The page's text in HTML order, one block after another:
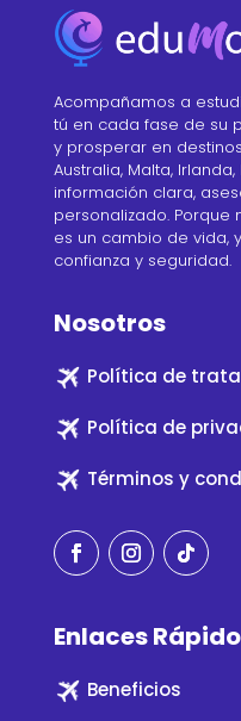
Acompañamos a
tú en cada fase de su
y prosperar en
Australia, Malta,
información clara,
personalizado. Porque
es un cambio de vida,
confianza y seguridad.
Nosotros
Política de
Política de
Términos y
Enlaces
Beneficios